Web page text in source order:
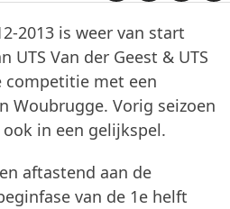
2013 is weer van start
UTS Van der Geest & UTS
competitie met een
Woubrugge. Vorig seizoen
in een gelijkspel.
aftastend aan de
van de 1e helft